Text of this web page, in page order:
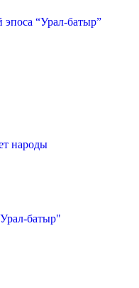
эпоса “Урал-батыр”
народы
батыр"